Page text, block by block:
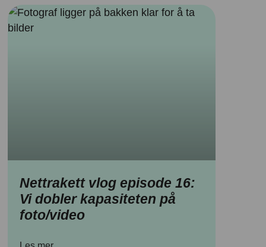
Nettrakett vlog episode 16:
Vi dobler kapasiteten på
foto/video